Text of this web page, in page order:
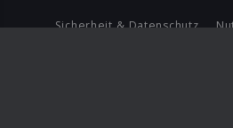
Sicherheit & Datenschutz